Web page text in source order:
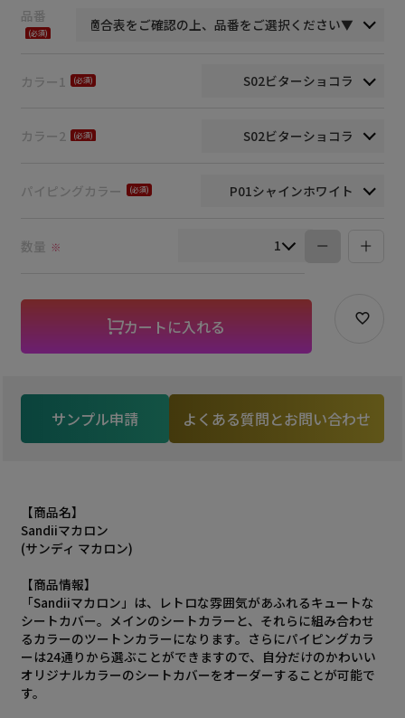
品番
カラー1
カラー2
パイピングカラー
数量 ※
カートに入れる
サンプル申請 よくある質問とお問い合わせ
【商品名】
Sandiiマカロン
(サンディ マカロン)
【商品情報】
「Sandiiマカロン」は、レトロな雰囲気があふれるキュートな
シートカバー。メインのシートカラーと、それらに組み合わせ
るカラーのツートンカラーになります。さらにパイピングカラ
ーは24通りから選ぶことができますので、自分だけのかわいい
オリジナルカラーのシートカバーをオーダーすることが可能で
す。